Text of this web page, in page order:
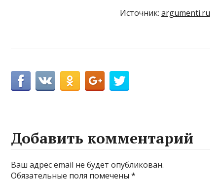
Источник: argumenti.ru
Добавить комментарий
Ваш адрес email не будет опубликован.
Обязательные поля помечены*